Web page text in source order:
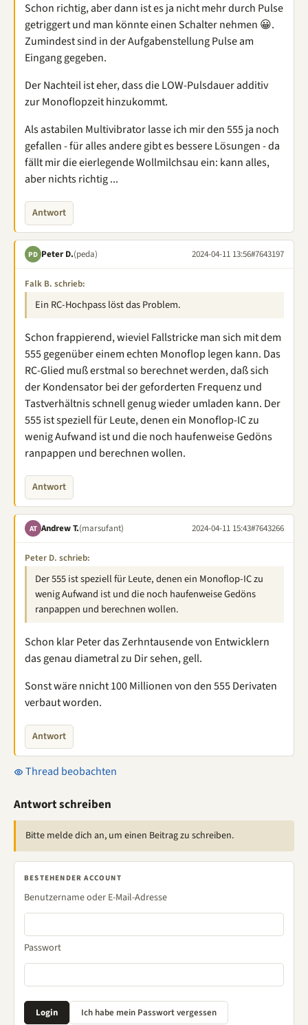
Schon richtig, aber dann ist es ja nicht mehr durch Pulse
getriggert und man könnte einen Schalter nehmen 😀.
Zumindest sind in der Aufgabenstellung Pulse am
Eingang gegeben.
Der Nachteil ist eher, dass die LOW-Pulsdauer additiv
zur Monoflopzeit hinzukommt.
Als astabilen Multivibrator lasse ich mir den 555 ja noch
gefallen - für alles andere gibt es bessere Lösungen - da
fällt mir die eierlegende Wollmilchsau ein: kann alles,
aber nichts richtig ...
Antwort
PD Peter D.(peda) 2024-04-11 13:56#7643197
Falk B. schrieb:
Ein RC-Hochpass löst das Problem.
Schon frappierend, wieviel Fallstricke man sich mit dem
555 gegenüber einem echten Monoflop legen kann. Das
RC-Glied muß erstmal so berechnet werden, daß sich
der Kondensator bei der geforderten Frequenz und
Tastverhältnis schnell genug wieder umladen kann. Der
555 ist speziell für Leute, denen ein Monoflop-IC zu
wenig Aufwand ist und die noch haufenweise Gedöns
ranpappen und berechnen wollen.
Antwort
AT Andrew T.(marsufant) 2024-04-11 15:43#7643266
Peter D. schrieb:
Der 555 ist speziell für Leute, denen ein Monoflop-IC zu
wenig Aufwand ist und die noch haufenweise Gedöns
ranpappen und berechnen wollen.
Schon klar Peter das Zerhntausende von Entwicklern
das genau diametral zu Dir sehen, gell.
Sonst wäre nnicht 100 Millionen von den 555 Derivaten
verbaut worden.
Antwort
Thread beobachten
Antwort schreiben
Bitte melde dich an, um einen Beitrag zu schreiben.
BESTEHENDER ACCOUNT
Benutzername oder E-Mail-Adresse
Passwort